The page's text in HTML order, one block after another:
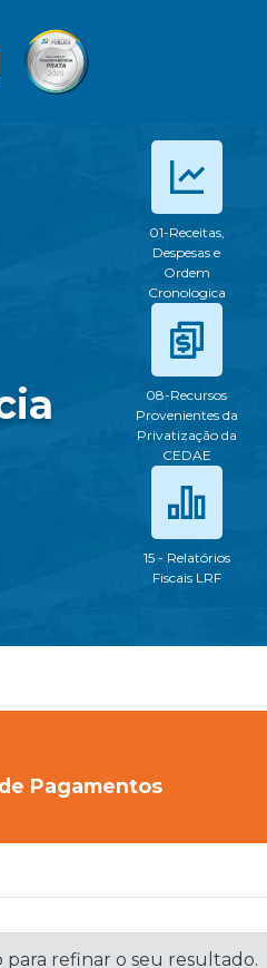
01-Receitas,
Despesas e
Ordem
Cronologica
08-Recursos
Provenientes da
Privatização da
CEDAE
15 - Relatórios
Fiscais LRF
Pagamentos
para refinar o seu resultado.